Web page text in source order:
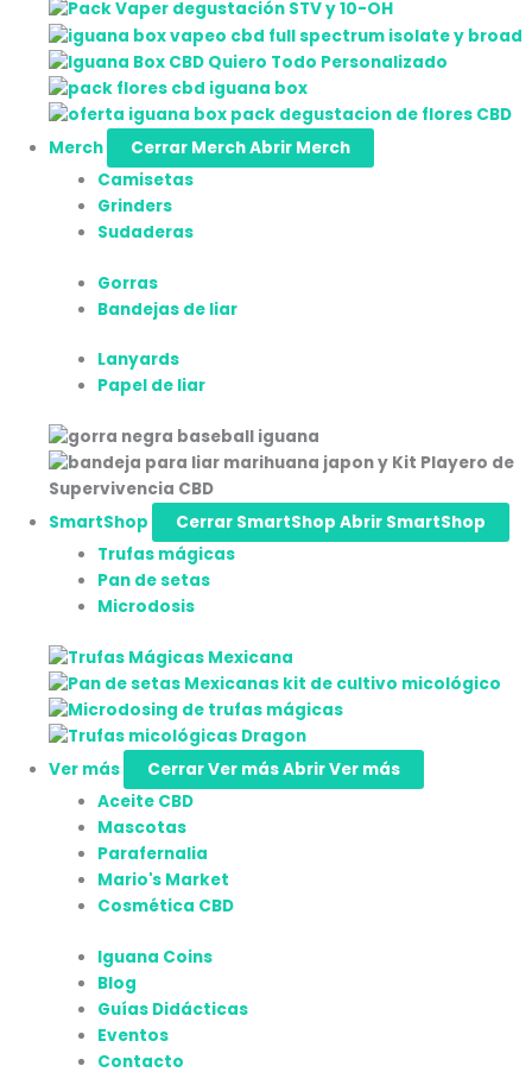
Merch Cerrar MerchAbrir Merch
Camisetas
Grinders
Sudaderas
Gorras
Bandejas de liar
Lanyards
Papel de liar
SmartShop Cerrar SmartShop Abrir SmartShop
Trufas mágicas
Pan de setas
Microdosis
Ver más Cerrar Ver másAbrir Ver más
Aceite CBD
Mascotas
Parafernalia
Mario's Market
Cosmética CBD
Iguana Coins
Blog
Guías Didácticas
Eventos
Contacto